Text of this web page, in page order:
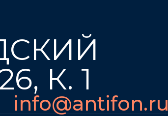
К. 1
info@antifon.ru